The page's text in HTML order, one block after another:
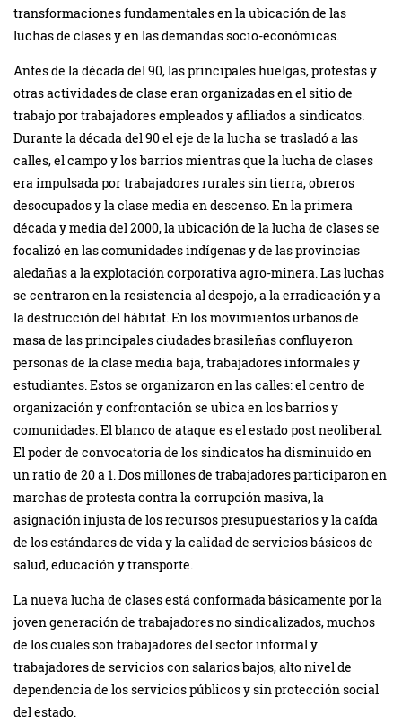
transformaciones fundamentales en la ubicación de las
luchas de clases y en las demandas socio-económicas.
Antes de la década del 90, las principales huelgas, protestas y
otras actividades de clase eran organizadas en el sitio de
trabajo por trabajadores empleados y afiliados a sindicatos.
Durante la década del 90 el eje de la lucha se trasladó a las
calles, el campo y los barrios mientras que la lucha de clases
era impulsada por trabajadores rurales sin tierra, obreros
desocupados y la clase media en descenso. En la primera
década y media del 2000, la ubicación de la lucha de clases se
focalizó en las comunidades indígenas y de las provincias
aledañas a la explotación corporativa agro-minera. Las luchas
se centraron en la resistencia al despojo, a la erradicación y a
la destrucción del hábitat. En los movimientos urbanos de
masa de las principales ciudades brasileñas confluyeron
personas de la clase media baja, trabajadores informales y
estudiantes. Estos se organizaron en las calles: el centro de
organización y confrontación se ubica en los barrios y
comunidades. El blanco de ataque es el estado post neoliberal.
El poder de convocatoria de los sindicatos ha disminuido en
un ratio de 20 a 1. Dos millones de trabajadores participaron en
marchas de protesta contra la corrupción masiva, la
asignación injusta de los recursos presupuestarios y la caída
de los estándares de vida y la calidad de servicios básicos de
salud, educación y transporte.
La nueva lucha de clases está conformada básicamente por la
joven generación de trabajadores no sindicalizados, muchos
de los cuales son trabajadores del sector informal y
trabajadores de servicios con salarios bajos, alto nivel de
dependencia de los servicios públicos y sin protección social
del estado.